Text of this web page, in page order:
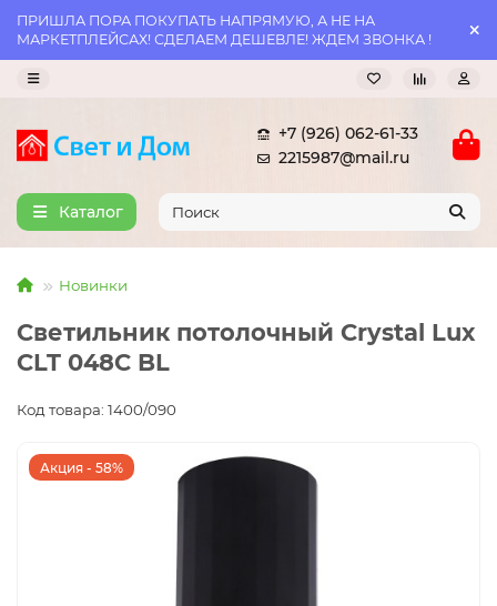
ПРИШЛА ПОРА ПОКУПАТЬ НАПРЯМУЮ, А НЕ НА
МАРКЕТПЛЕЙСАХ! СДЕЛАЕМ ДЕШЕВЛЕ! ЖДЕМ ЗВОНКА !
+7 (926) 062-61-33
2215987@mail.ru
Каталог
Новинки
Светильник потолочный Crystal Lux
CLT 048C BL
Код товара: 1400/090
Акция - 58%